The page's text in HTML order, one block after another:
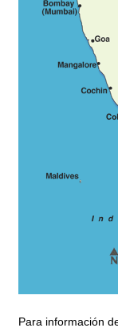
Para información